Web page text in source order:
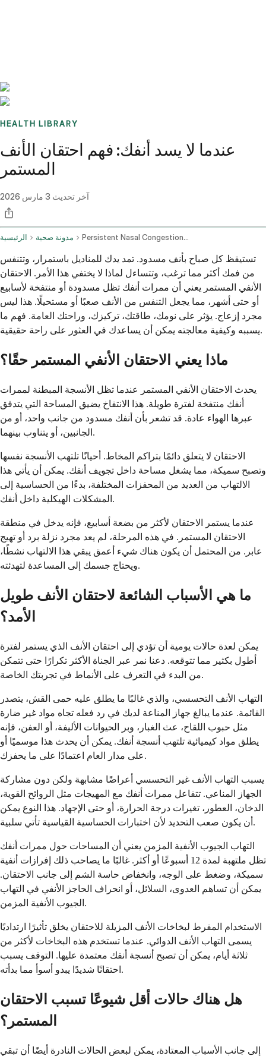
HEALTH LIBRARY
عندما لا يسد أنفك: فهم احتقان الأنف
المستمر
آخر تحديث 3 مارس 2026
الرئيسية مدونة صحية Persistent Nasal Congestion Causes Underlying Conditions And Treatment
تستيقظ كل صباح بأنف مسدود. تمد يدك للمناديل باستمرار، وتتنفس
من فمك أكثر مما ترغب، وتتساءل لماذا لا يختفي هذا الأمر. الاحتقان
الأنفي المستمر يعني أن ممرات أنفك تظل مسدودة أو منتفخة لأسابيع
أو حتى أشهر، مما يجعل التنفس من الأنف صعبًا أو مستحيلًا. هذا ليس
مجرد إزعاج. يؤثر على نومك، طاقتك، تركيزك، وراحتك العامة. فهم ما
يسببه وكيفية معالجته يمكن أن يساعدك في العثور على راحة حقيقية.
ماذا يعني الاحتقان الأنفي المستمر حقًا؟
يحدث الاحتقان الأنفي المستمر عندما تظل الأنسجة المبطنة لممرات
أنفك منتفخة لفترة طويلة. هذا الانتفاخ يضيق المساحة التي يتدفق
عبرها الهواء عادة. قد تشعر بأن أنفك مسدود من جانب واحد، أو من
الجانبين، أو يتناوب بينهما.
الاحتقان لا يتعلق دائمًا بتراكم المخاط. أحيانًا تلتهب الأنسجة نفسها
وتصبح سميكة، مما يشغل مساحة داخل تجويف أنفك. يمكن أن يأتي هذا
الالتهاب من العديد من المحفزات المختلفة، بدءًا من الحساسية إلى
المشكلات الهيكلية داخل أنفك.
عندما يستمر الاحتقان لأكثر من بضعة أسابيع، فإنه يدخل في منطقة
الاحتقان المستمر. في هذه المرحلة، لم يعد مجرد نزلة برد أو تهيج
عابر. من المحتمل أن يكون هناك شيء أعمق يبقي هذا الالتهاب نشطًا،
ويحتاج جسمك إلى المساعدة لتهدئته.
ما هي الأسباب الشائعة لاحتقان الأنف طويل
الأمد؟
يمكن لعدة حالات يومية أن تؤدي إلى احتقان الأنف الذي يستمر لفترة
أطول بكثير مما تتوقعه. دعنا نمر عبر الجناة الأكثر تكرارًا حتى تتمكن
من البدء في التعرف على الأنماط في تجربتك الخاصة.
التهاب الأنف التحسسي، والذي غالبًا ما يطلق عليه حمى القش، يتصدر
القائمة. عندما يبالغ جهاز المناعة لديك في رد فعله تجاه مواد غير ضارة
مثل حبوب اللقاح، عث الغبار، وبر الحيوانات الأليفة، أو العفن، فإنه
يطلق مواد كيميائية تلتهب أنسجة أنفك. يمكن أن يحدث هذا موسميًا أو
على مدار العام اعتمادًا على ما يحفزك.
يسبب التهاب الأنف غير التحسسي أعراضًا مشابهة ولكن دون مشاركة
الجهاز المناعي. تتفاعل ممرات أنفك مع المهيجات مثل الروائح القوية،
الدخان، العطور، تغيرات درجة الحرارة، أو حتى الإجهاد. هذا النوع يمكن
أن يكون صعب التحديد لأن اختبارات الحساسية القياسية تأتي سلبية.
التهاب الجيوب الأنفية المزمن يعني أن المساحات حول ممرات أنفك
تظل ملتهبة لمدة 12 أسبوعًا أو أكثر. غالبًا ما يصاحب ذلك إفرازات أنفية
سميكة، وضغط على الوجه، وانخفاض حاسة الشم إلى جانب الاحتقان.
يمكن أن تساهم العدوى، السلائل، أو انحراف الحاجز الأنفي في التهاب
الجيوب الأنفية المزمن.
الاستخدام المفرط لبخاخات الأنف المزيلة للاحتقان يخلق تأثيرًا ارتداديًا
يسمى التهاب الأنف الدوائي. عندما تستخدم هذه البخاخات لأكثر من
ثلاثة أيام، يمكن أن تصبح أنسجة أنفك معتمدة عليها. التوقف يسبب
احتقانًا شديدًا يبدو أسوأ مما بدأته.
هل هناك حالات أقل شيوعًا تسبب الاحتقان
المستمر؟
إلى جانب الأسباب المعتادة، يمكن لبعض الحالات النادرة أيضًا أن تبقي